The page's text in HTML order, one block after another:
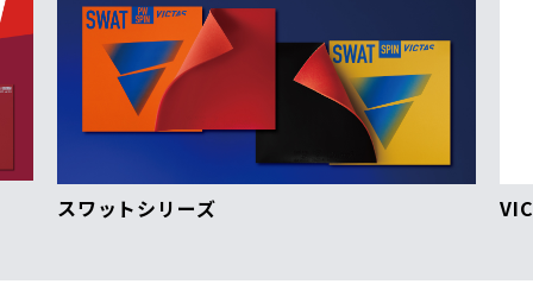
スワットシリーズ